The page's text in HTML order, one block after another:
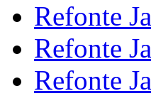
Refonte
Refonte
Refonte